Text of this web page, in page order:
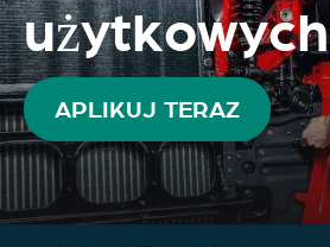
O nas
Aplikuj
użytkowych
APLIKUJ TERAZ